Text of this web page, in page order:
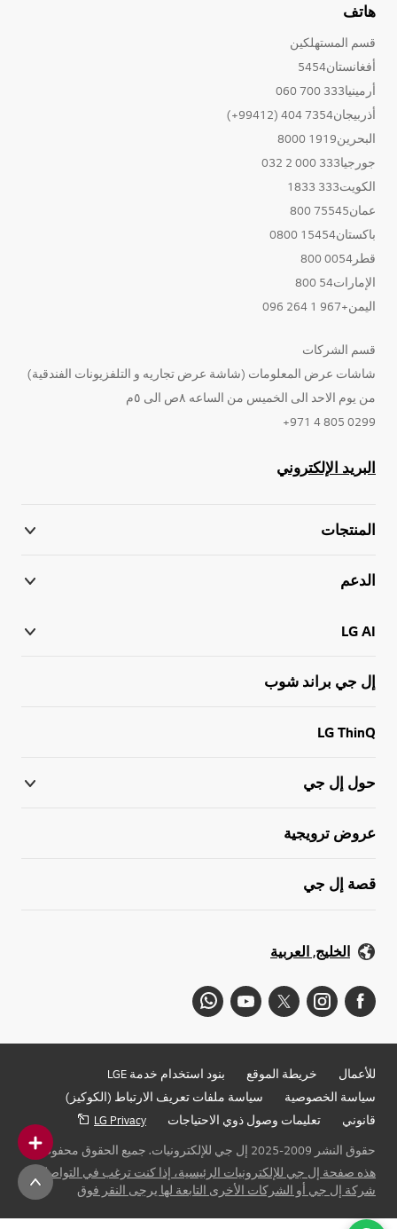
هاتف
قسم المستهلكين
أفغانستان5454
أرمينيا333 700 060
أذربيجان7354 404 (99412+)
البحرين1919 8000
جورجيا333 000 2 032
الكويت333 1833
عمان75545 800
باكستان15454 0800
قطر0054 800
الإمارات54 800
اليمن+967 1 264 096
قسم الشركات
شاشات عرض المعلومات (شاشة عرض تجاريه و التلفزيونات الفندقية)
من يوم الاحد الى الخميس من الساعه ٨ص الى ٥م
0299 805 4 971+
البريد الإلكتروني
المنتجات
الدعم
LG AI
إل جي براند شوب
LG ThinQ
حول إل جي
عروض ترويجية
قصة إل جي
الخليج, العربية
للأعمال خريطة الموقع
بنود استخدام خدمة LGE
سياسة الخصوصية
سياسة ملفات تعريف الارتباط (الكوكيز)
قانوني
تعليمات وصول ذوي الاحتياجات
LG Privacy
حقوق النشر 2009-2025 إل جي للإلكترونيات. جميع الحقوق محفوظة
هذه صفحة إل جي للإلكترونيات الرئيسية، إذا كنت ترغب في التواصل مع
شركة إل جي أو الشركات الأخرى التابعة لها يرجى النقر فوق